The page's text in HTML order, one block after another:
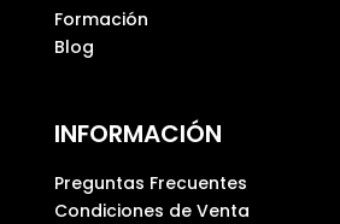
o
.
Formación
Blog
INFORMACIÓN
Preguntas Frecuentes
Condiciones de Venta